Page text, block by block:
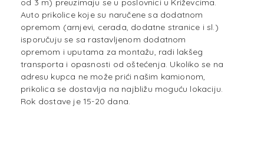
od 3 m) preuzimaju se u poslovnici u Križevcima.
Auto prikolice koje su naručene sa dodatnom
opremom (arnjevi, cerada, dodatne stranice i sl.)
isporučuju se sa rastavljenom dodatnom
opremom i uputama za montažu, radi lakšeg
transporta i opasnosti od oštećenja. Ukoliko se na
adresu kupca ne može prići našim kamionom,
prikolica se dostavlja na najbližu moguću lokaciju.
Rok dostave je 15-20 dana.